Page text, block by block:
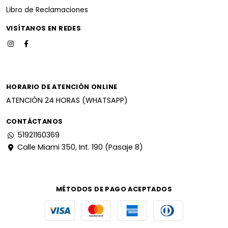
Libro de Reclamaciones
VISÍTANOS EN REDES
HORARIO DE ATENCIÓN ONLINE
ATENCIÓN 24 HORAS (WHATSAPP)
CONTÁCTANOS
51921160369
Calle Miami 350, Int. 190 (Pasaje 8)
MÉTODOS DE PAGO ACEPTADOS